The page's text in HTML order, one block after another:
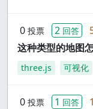
0 投票 2 回答
这种类型的地图
three.js 可视化
0 投票 1 回答